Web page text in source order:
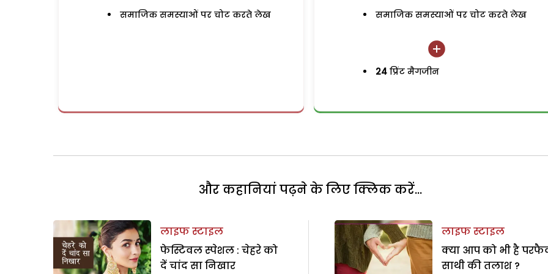
समाजिक समस्याओं पर चोट करते लेख समाजिक समस्याओं पर चोट करते लेख
24 प्रिंट मैगजीन
और कहानियां पढ़ने के लिए क्लिक करें...
लाइफ स्टाइल
फेस्टिवल स्पेशल : चेहरे को
दें चांद सा निखार
लाइफ स्टाइल
क्या आप को भी है
साथी की तलाश ?